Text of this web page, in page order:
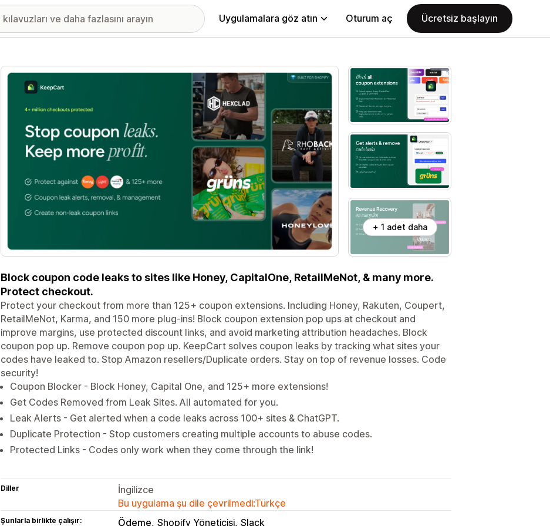
Uygulamalara göz atın Oturum aç Ücretsiz başlayın
Öne çıkan görsel galerisi
+ 1 adet daha
Block coupon code leaks to sites like Honey, CapitalOne, RetailMeNot, & many more.
Protect checkout.
Protect your checkout from more than 125+ coupon extensions. Including Honey, Rakuten, Coupert,
RetailMeNot, Karma, and 150 more plug-ins! Block coupon extension pop ups at checkout and
improve margins, use protected discount links, and avoid marketing attribution headaches. Block
coupon pop up. Remove coupon pop up. KeepCart solves coupon leaks by tracking what sites your
codes have leaked to. Stop Amazon resellers/Duplicate orders. Stay on top of revenue losses. Code
security!
Coupon Blocker - Block Honey, Capital One, and 125+ more extensions!
Get Codes Removed from Leak Sites. All automated for you.
Leak Alerts - Get alerted when a code leaks across 100+ sites & ChatGPT.
Duplicate Protection - Stop customers creating multiple accounts to abuse codes.
Protected Links - Codes only work when they come through the link!
Diller
İngilizce
Bu uygulama şu dile çevrilmedi:Türkçe
Şunlarla birlikte çalışır: Ödeme Shopify Yöneticisi Slack